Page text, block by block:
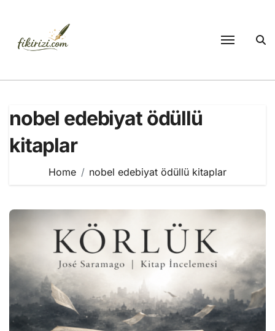
nobel edebiyat ödüllü
kitaplar
Home nobel edebiyat ödüllü kitaplar